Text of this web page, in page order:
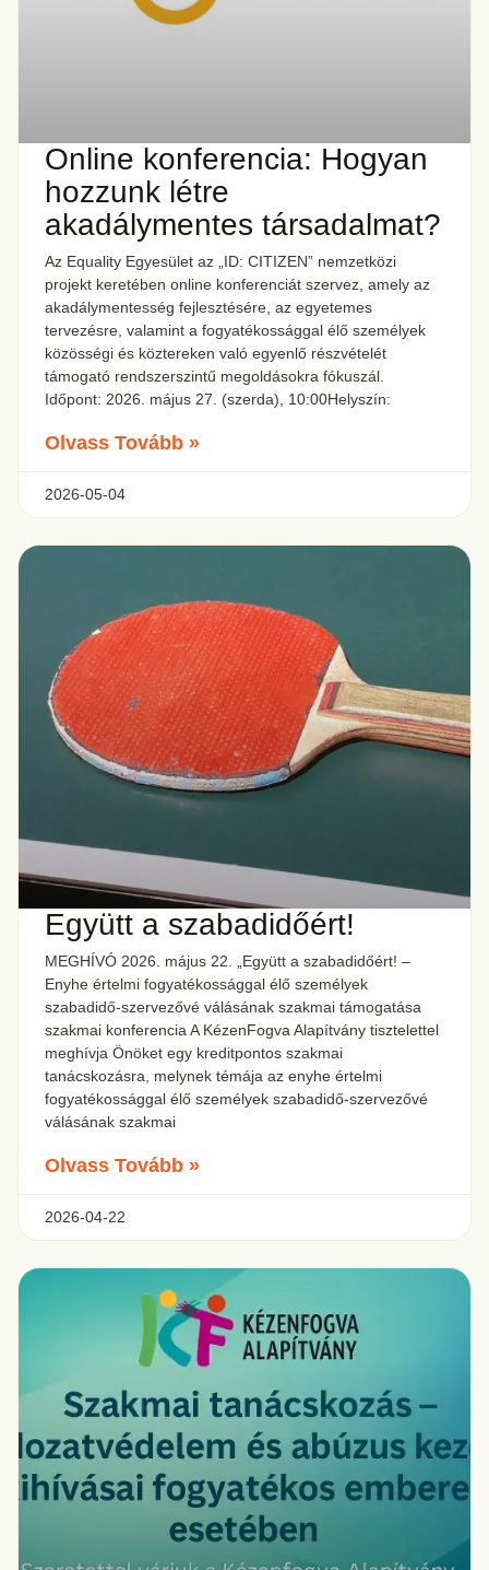
Online konferencia: Hogyan
hozzunk létre
akadálymentes társadalmat?
Az Equality Egyesület az „ID: CITIZEN” nemzetközi
projekt keretében online konferenciát szervez, amely az
akadálymentesség fejlesztésére, az egyetemes
tervezésre, valamint a fogyatékossággal élő személyek
közösségi és köztereken való egyenlő részvételét
támogató rendszerszintű megoldásokra fókuszál.
Időpont: 2026. május 27. (szerda), 10:00Helyszín:
Olvass Tovább »
2026-05-04
Együtt a szabadidőért!
MEGHÍVÓ 2026. május 22. „Együtt a szabadidőért! –
Enyhe értelmi fogyatékossággal élő személyek
szabadidő-szervezővé válásának szakmai támogatása
szakmai konferencia A KézenFogva Alapítvány tisztelettel
meghívja Önöket egy kreditpontos szakmai
tanácskozásra, melynek témája az enyhe értelmi
fogyatékossággal élő személyek szabadidő-szervezővé
válásának szakmai
Olvass Tovább »
2026-04-22